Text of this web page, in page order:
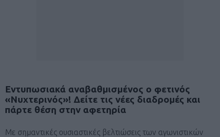
Εντυπωσιακά αναβαθμισμένος ο φετινός
«Νυχτερινός»! Δείτε τις νέες διαδρομές και
πάρτε θέση στην αφετηρία
Με σημαντικές ουσιαστικές βελτιώσεις των αγωνιστικών